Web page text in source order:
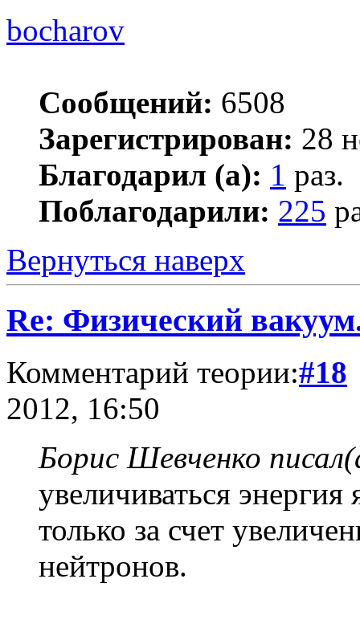
bocharov
Сообщений: 6508
Зарегистрирован: 28
Благодарил (а): 1 раз.
Поблагодарили: 225
Вернуться наверх
Re: Физический
Комментарий теории:#18
2012, 16:50
Борис Шевченко
увеличиваться
только за счет
нейтронов.